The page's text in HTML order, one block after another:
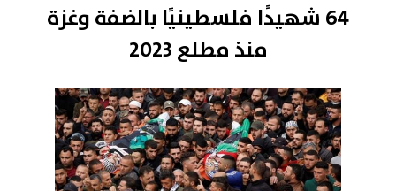
64 شهيدًا فلسطينيًا بالضفة وغزة
منذ مطلع 2023